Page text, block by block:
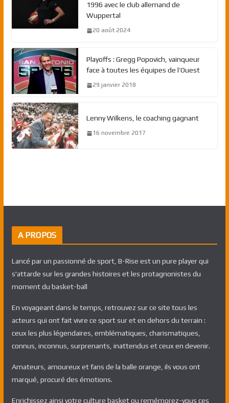
1996 avec le club allemand de
Wuppertal
20 août 2024
Playoffs : Gregg Popovich, vainqueur
face à toutes les équipes de l’Ouest
29 janvier 2018
Lenny Wilkens, le coaching gagnant
16 novembre 2017
A PROPOS
Lancé par un passionné de sport, B-Rise est un pure player qui
s'attarde sur les grandes histoires et les protagnonistes du
moment du basket-ball
En voyageant dans le temps, retrouvez sur ce site tous les
acteurs qui ont fait vivre ce sport sur et en dehors du terrain :
ceux les plus légendaires, emblématiques, charismatiques,
connus, inconnus, surprenants, inattendus et ceux en devenir.
Amateurs, amoureux et fans de la balle orange, ils vous ont
marqué, procuré des émotions.
Enrichissez ainsi votre culture basket ou remémorez-vous ces